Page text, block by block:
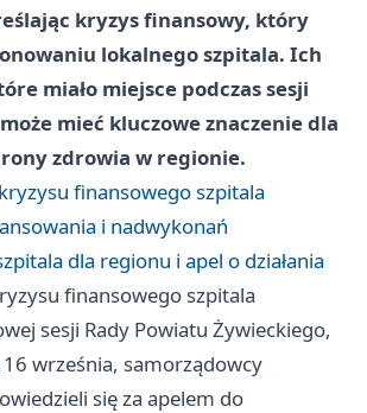
kryzys finansowy, który
lokalnego szpitala. Ich
miało miejsce podczas sesji
mieć kluczowe znaczenie dla
zdrowia w regionie.
finansowego szpitala
i nadwykonań
dla regionu i apel o działania
finansowego szpitala
sesji Rady Powiatu Żywieckiego,
16 września, samorządowcy
się za apelem do